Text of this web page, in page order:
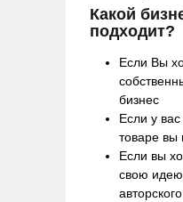
Какой
подходит?
Если Вы
бизнес
Если у
товаре вы
Если вы
свою